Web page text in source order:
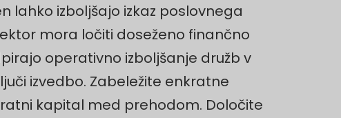
lahko izboljšajo izkaz poslovnega
mora ločiti doseženo finančno
operativno izboljšanje družb v
izvedbo. Zabeležite enkratne
kapital med prehodom. Določite